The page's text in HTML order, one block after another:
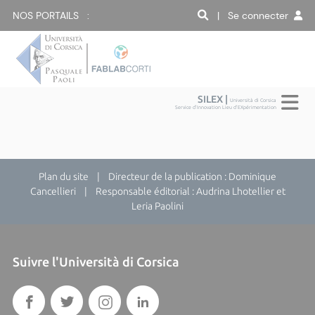
NOS PORTAILS : | Se connecter
SILEX |Università di Corsica
Service d'Innovation Lieu d'EXpérimentation
Plan du site | Directeur de la publication : Dominique
Cancellieri | Responsable éditorial : Audrina Lhotellier et
Leria Paolini
Suivre l'Università di Corsica